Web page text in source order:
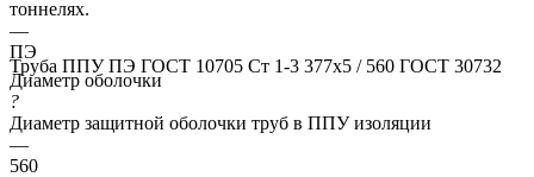
Труба ППУ ПЭ ГОСТ 10705 Ст 1-3 377x5 / 560 ГОСТ 30732
тоннелях.
—
ПЭ
Диаметр оболочки
?
Диаметр защитной оболочки труб в ППУ изоляции
—
560